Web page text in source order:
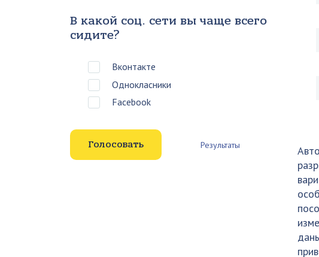
В какой соц. сети вы чаще всего
сидите?
Вконтакте
Однокласники
Facebook
Результаты